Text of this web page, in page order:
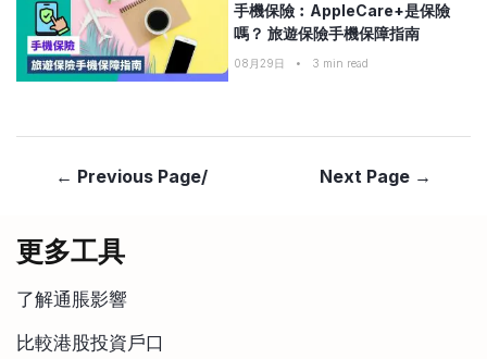
手機保險︰AppleCare+是保險
嗎？ 旅遊保險手機保障指南
08月29日 • 3 min read
← Previous Page/ Next Page →
更多工具
了解通脹影響
比較港股投資戶口